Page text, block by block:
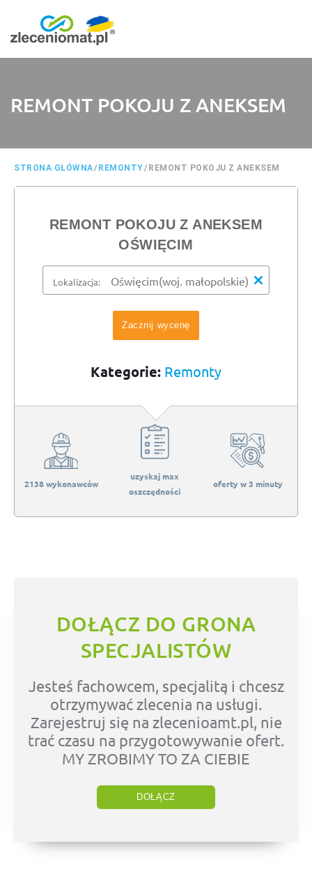
REMONT POKOJU Z ANEKSEM
STRONA GŁÓWNA/ REMONTY/ REMONT POKOJU Z ANEKSEM
REMONT POKOJU Z ANEKSEM
OŚWIĘCIM
Lokalizacja:
Zacznij wycenę
Kategorie: Remonty
2138 wykonawców
uzyskaj max
oszczędności
oferty w 3 minuty
DOŁĄCZ DO GRONA
SPECJALISTÓW
Jesteś fachowcem, specjalitą i chcesz
otrzymywać zlecenia na usługi.
Zarejestruj się na zlecenioamt.pl, nie
trać czasu na przygotowywanie ofert.
MY ZROBIMY TO ZA CIEBIE
DOŁĄCZ